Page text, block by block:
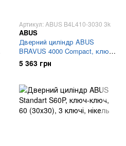
Артикул: ABUS B4L410-3030 3k
ABUS
Дверний циліндр ABUS
BRAVUS 4000 Compact, ключ-
ключ, 60 (30х30), 3 ключі,
5 363 грн